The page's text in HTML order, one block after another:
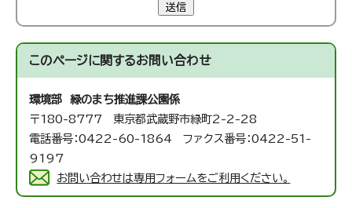
送信
このページに関するお問い合わせ
環境部 緑のまち推進課公園係
〒180-8777 東京都武蔵野市緑町2-2-28
電話番号：0422-60-1864 ファクス番号：0422-51-
9197
お問い合わせは専用フォームをご利用ください。